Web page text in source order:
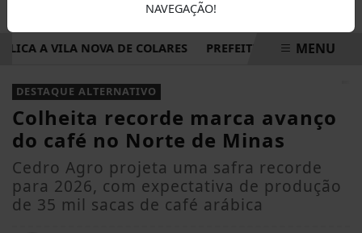
A VILA NOVA DE COLARES PREFEITURA INICIA
EM ALTA
MENU
DESTAQUE ALTERNATIVO
Colheita recorde marca avanço
do café no Norte de Minas
Cedro Agro projeta uma safra recorde
para 2026, com expectativa de produção
de 35 mil sacas de café arábica
NAVEGAÇÃO!